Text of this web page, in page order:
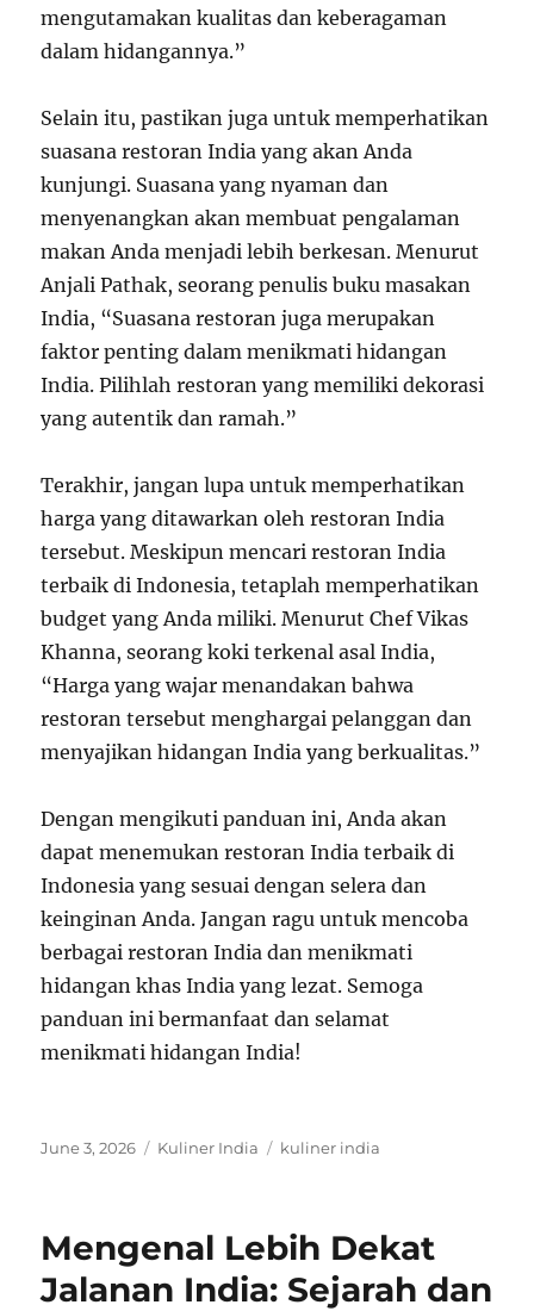
mengutamakan kualitas dan keberagaman
dalam hidangannya.”
Selain itu, pastikan juga untuk memperhatikan
suasana restoran India yang akan Anda
kunjungi. Suasana yang nyaman dan
menyenangkan akan membuat pengalaman
makan Anda menjadi lebih berkesan. Menurut
Anjali Pathak, seorang penulis buku masakan
India, “Suasana restoran juga merupakan
faktor penting dalam menikmati hidangan
India. Pilihlah restoran yang memiliki dekorasi
yang autentik dan ramah.”
Terakhir, jangan lupa untuk memperhatikan
harga yang ditawarkan oleh restoran India
tersebut. Meskipun mencari restoran India
terbaik di Indonesia, tetaplah memperhatikan
budget yang Anda miliki. Menurut Chef Vikas
Khanna, seorang koki terkenal asal India,
“Harga yang wajar menandakan bahwa
restoran tersebut menghargai pelanggan dan
menyajikan hidangan India yang berkualitas.”
Dengan mengikuti panduan ini, Anda akan
dapat menemukan restoran India terbaik di
Indonesia yang sesuai dengan selera dan
keinginan Anda. Jangan ragu untuk mencoba
berbagai restoran India dan menikmati
hidangan khas India yang lezat. Semoga
panduan ini bermanfaat dan selamat
menikmati hidangan India!
Posted
June 3, 2026 Categories
Kuliner India Tags
kuliner india
Mengenal Lebih Dekat
Jalanan India: Sejarah dan